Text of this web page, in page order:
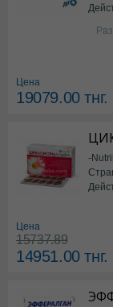
Цена
19079.00тнг.
-
Цена
15737.89
14951.00тнг.